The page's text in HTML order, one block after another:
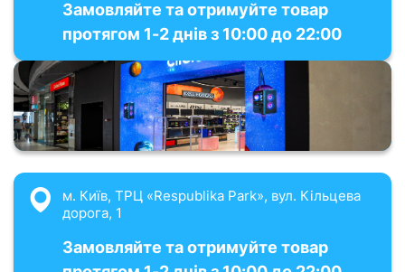
Замовляйте та отримуйте товар
протягом 1-2 днів з 10:00 до 22:00
м. Київ, ТРЦ «Respublika Park», вул. Кільцева
дорога, 1
Замовляйте та отримуйте товар